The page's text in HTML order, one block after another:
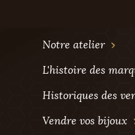
Notre atelier
L'histoire des
Historiques des
Vendre vos bijoux